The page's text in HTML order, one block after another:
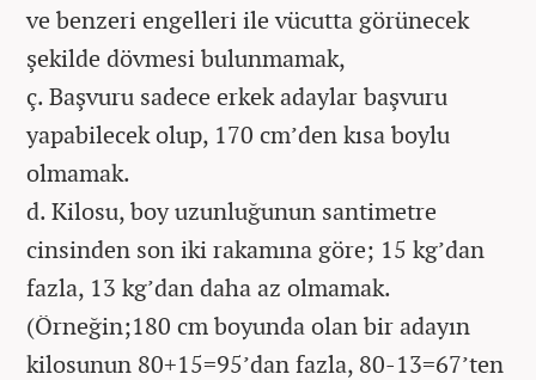
ve benzeri engelleri ile vücutta görünecek
şekilde dövmesi bulunmamak,
ç. Başvuru sadece erkek adaylar başvuru
yapabilecek olup, 170 cm’den kısa boylu
olmamak.
d. Kilosu, boy uzunluğunun santimetre
cinsinden son iki rakamına göre; 15 kg’dan
fazla, 13 kg’dan daha az olmamak.
(Örneğin;180 cm boyunda olan bir adayın
kilosunun 80+15=95’dan fazla, 80-13=67’ten